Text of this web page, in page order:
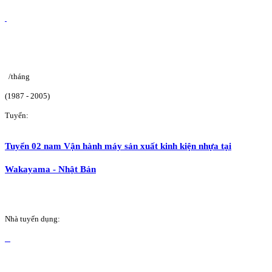
/tháng
(1987 - 2005)
Tuyển:
Tuyển 02 nam Vận hành máy sản xuất kinh kiện nhựa tại
Wakayama - Nhật Bản
Nhà tuyển dụng: